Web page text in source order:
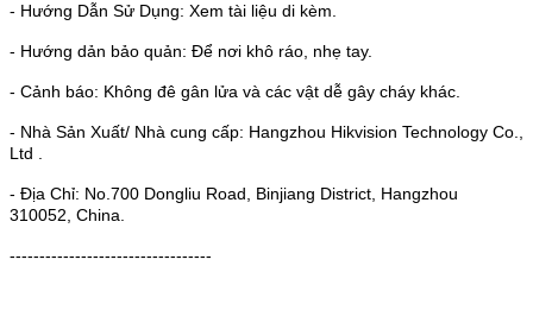
- Hướng Dẫn Sử Dụng: Xem tài liệu di kèm.
- Hướng dản bảo quản: Để nơi khô ráo, nhẹ tay.
- Cảnh báo: Không đê gân lửa và các vật dễ gây cháy khác.
- Nhà Sản Xuất/ Nhà cung cấp: Hangzhou Hikvision Technology Co.,
Ltd .
- Địa Chỉ: No.700 Dongliu Road, Binjiang District, Hangzhou
310052, China.
----------------------------------